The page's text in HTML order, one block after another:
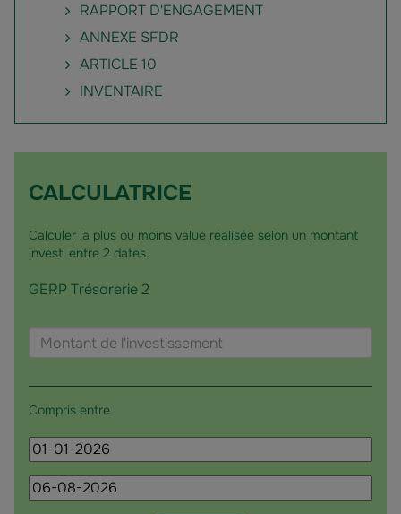
RAPPORT D'ENGAGEMENT
ANNEXE SFDR
ARTICLE 10
INVENTAIRE
CALCULATRICE
Calculer la plus ou moins value réalisée selon un montant
investi entre 2 dates.
GERP Trésorerie 2
fonds
Montant
de
Compris entre
Date
de
début
Date
de